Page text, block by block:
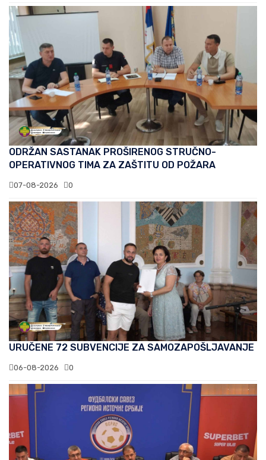
ODRŽAN SASTANAK PROŠIRENOG STRUČNO-
OPERATIVNOG TIMA ZA ZAŠTITU OD POŽARA
07-08-2026 0
URUČENE 72 SUBVENCIJE ZA SAMOZAPOŠLJAVANJE
06-08-2026 0